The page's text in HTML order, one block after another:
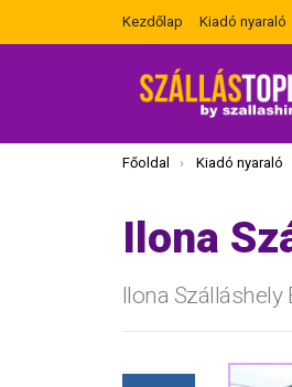
Kezdőlap Kiadó nyaraló
Itt vagy most:
Főoldal Kiadó nyaraló
Ilona
Ilona Szálláshely